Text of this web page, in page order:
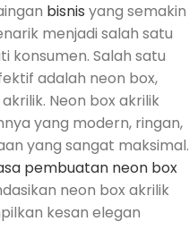
bisnis yang semakin
menjadi salah satu
konsumen. Salah satu
adalah neon box,
Neon box akrilik
yang modern, ringan,
yang sangat maksimal.
pembuatan neon box
neon box akrilik
kesan elegan